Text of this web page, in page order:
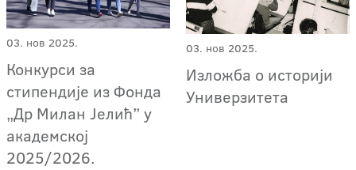
03. нов 2025.
Конкурси за
стипендије из Фонда
„Др Милан Јелић” у
академској
2025/2026.
03. нов 2025.
Изложба о историји
Универзитета